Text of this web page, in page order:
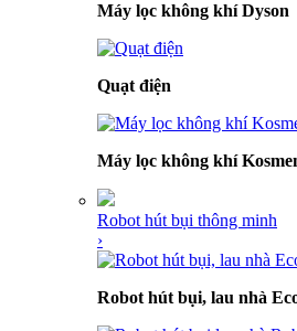
Máy lọc không khí Dyson
Quạt điện
Máy lọc không khí
Robot hút bụi thông minh
›
Robot hút bụi, lau nhà